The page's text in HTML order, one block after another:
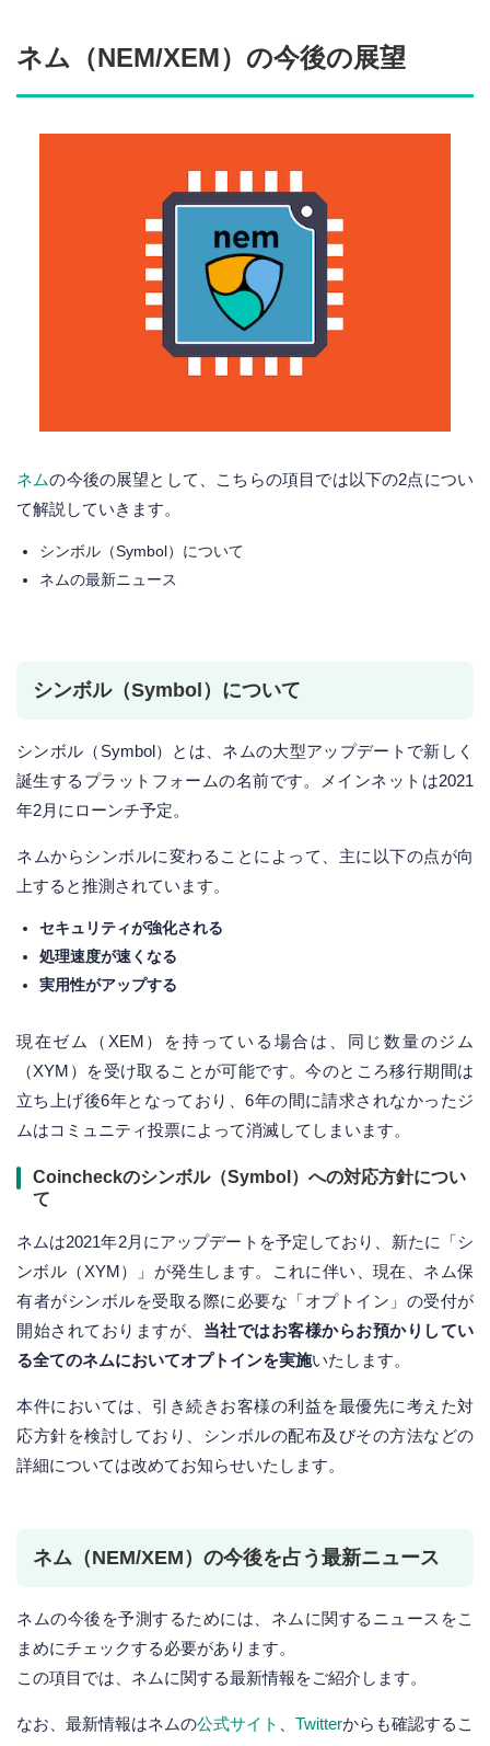
ネム（NEM/XEM）の今後の展望
ネムの今後の展望として、こちらの項目では以下の2点につい
て解説していきます。
シンボル（Symbol）について
ネムの最新ニュース
シンボル（Symbol）について
シンボル（Symbol）とは、ネムの大型アップデートで新しく
誕生するプラットフォームの名前です。メインネットは2021
年2月にローンチ予定。
ネムからシンボルに変わることによって、主に以下の点が向
上すると推測されています。
セキュリティが強化される
処理速度が速くなる
実用性がアップする
現在ゼム（XEM）を持っている場合は、同じ数量のジム
（XYM）を受け取ることが可能です。今のところ移行期間は
立ち上げ後6年となっており、6年の間に請求されなかったジ
ムはコミュニティ投票によって消滅してしまいます。
Coincheckのシンボル（Symbol）への対応方針につい
て
ネムは2021年2月にアップデートを予定しており、新たに「シ
ンボル（XYM）」が発生します。これに伴い、現在、ネム保
有者がシンボルを受取る際に必要な「オプトイン」の受付が
開始されておりますが、 当社ではお客様からお預かりしてい
る全てのネムにおいてオプトインを実施いたします。
本件においては、引き続きお客様の利益を最優先に考えた対
応方針を検討しており、シンボルの配布及びその方法などの
詳細については改めてお知らせいたします。
ネム（NEM/XEM）の今後を占う最新ニュース
ネムの今後を予測するためには、ネムに関するニュースをこ
まめにチェックする必要があります。
この項目では、ネムに関する最新情報をご紹介します。
なお、最新情報はネムの公式サイト Twitterからも確認するこ